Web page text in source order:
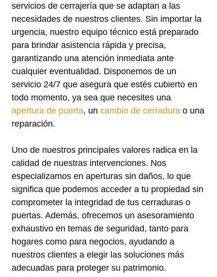
servicios de cerrajería que se adaptan a las
necesidades de nuestros clientes. Sin importar la
urgencia, nuestro equipo técnico está preparado
para brindar asistencia rápida y precisa,
garantizando una atención inmediata ante
cualquier eventualidad. Disponemos de un
servicio 24/7 que asegura que estés cubierto en
todo momento, ya sea que necesites una
apertura de puerta, un cambio de cerradura o una
reparación.
Uno de nuestros principales valores radica en la
calidad de nuestras intervenciones. Nos
especializamos en aperturas sin daños, lo que
significa que podemos acceder a tu propiedad sin
comprometer la integridad de tus cerraduras o
puertas. Además, ofrecemos un asesoramiento
exhaustivo en temas de seguridad, tanto para
hogares como para negocios, ayudando a
nuestros clientes a elegir las soluciones más
adecuadas para proteger su patrimonio.